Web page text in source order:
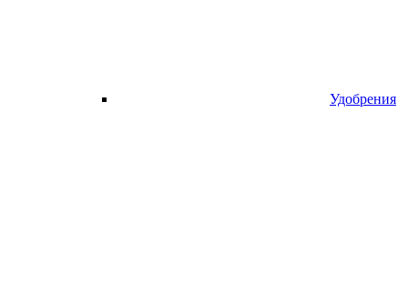
Удобрения